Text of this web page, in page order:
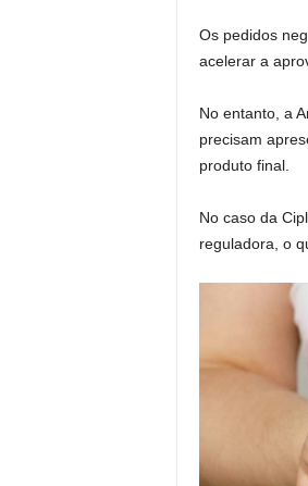
Os pedidos
acelerar a
No entanto, a
precisam
produto final.
No caso da
reguladora, o